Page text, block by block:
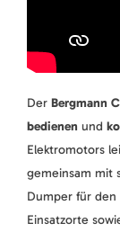
Der Bergmann
bedienen und
Elektromotors
gemeinsam mit
Dumper für
Einsatzorte